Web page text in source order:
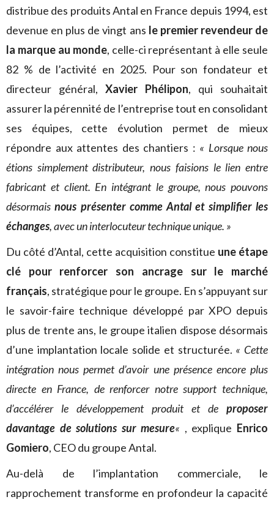
distribue des produits Antal en France depuis 1994, est
devenue en plus de vingt ans le premier revendeur de
la marque au monde, celle-ci représentant à elle seule
82 % de l’activité en 2025. Pour son fondateur et
directeur général, Xavier Phélipon, qui souhaitait
assurer la pérennité de l’entreprise tout en consolidant
ses équipes, cette évolution permet de mieux
répondre aux attentes des chantiers : « Lorsque nous
étions simplement distributeur, nous faisions le lien entre
fabricant et client. En intégrant le groupe, nous pouvons
désormaisnous présenter comme Antal et simplifier les
échanges, avec un interlocuteur technique unique. »
Du côté d’Antal, cette acquisition constitue une étape
clé pour renforcer son ancrage sur le marché
français, stratégique pour le groupe. En s’appuyant sur
le savoir-faire technique développé par XPO depuis
plus de trente ans, le groupe italien dispose désormais
d’une implantation locale solide et structurée. « Cette
intégration nous permet d’avoir une présence encore plus
directe en France, de renforcer notre support technique,
d’accélérer le développement produit et de proposer
davantage de solutions sur mesure« , explique Enrico
Gomiero, CEO du groupe Antal.
Au-delà de l’implantation commerciale, le
rapprochement transforme en profondeur la capacité